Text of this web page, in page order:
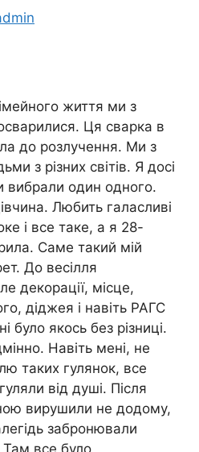
життя ми з
Ця сварка в
до розлучення. Ми з
з різних світів. Я досі
один одного.
Любить галасливі
і все таке, а я 28-
Саме такий мій
До весілля
декорації, місце,
діджея і навіть РАГС
було якось без різниці.
Навіть мені, не
таких гулянок, все
від душі. Після
вирушили не додому,
забронювали